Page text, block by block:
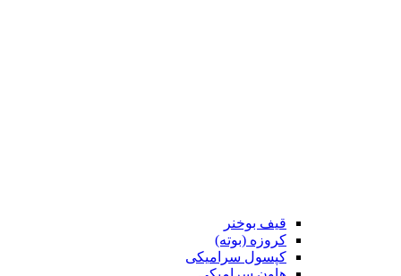
قیف بوخنر
کروزه (بوته)
کپسول سرامیکی